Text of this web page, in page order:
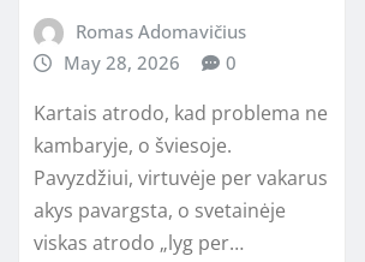
Romas Adomavičius
May 28, 2026
0
Kartais atrodo, kad problema ne
kambaryje, o šviesoje.
Pavyzdžiui, virtuvėje per vakarus
akys pavargsta, o svetainėje
viskas atrodo „lyg per…